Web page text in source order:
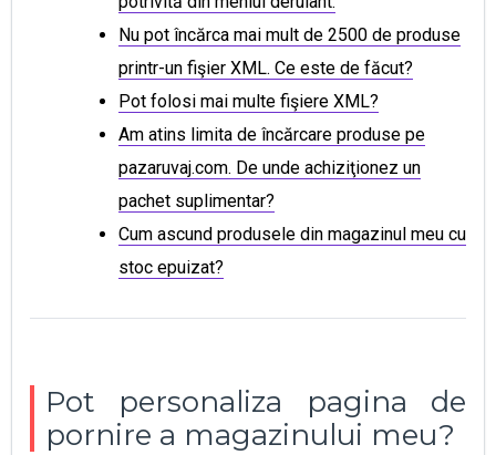
Nu pot încărca mai mult de 2500 de produse
printr-un fişier XML. Ce este de făcut?
Pot folosi mai multe fişiere XML?
Am atins limita de încărcare produse pe
pazaruvaj.com. De unde achiziţionez un
pachet suplimentar?
Cum ascund produsele din magazinul meu cu
stoc epuizat?
Pot personaliza pagina de
pornire a magazinului meu?